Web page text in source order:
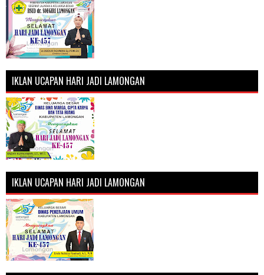
IKLAN UCAPAN HARI JADI LAMONGAN
IKLAN UCAPAN HARI JADI LAMONGAN